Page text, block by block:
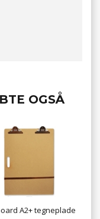
OGSÅ
A2+ tegneplade